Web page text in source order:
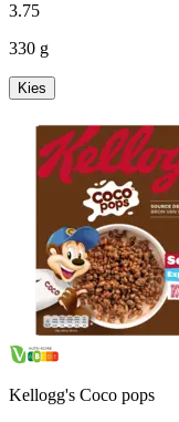
3.75
330 g
Kies
Kellogg's Coco pops